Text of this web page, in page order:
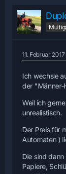
11. Februar
Ich wechsle
der "Männer-
Weil ich
unrealistisch.
Der Preis für
Automaten )
Die sind
Papiere,